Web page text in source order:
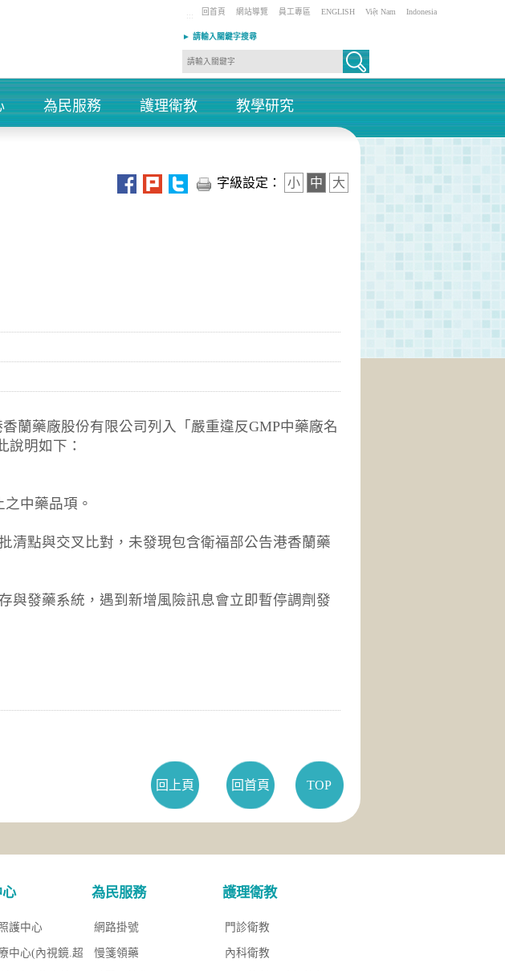
::: 回首頁 網站導覽 員工專區 ENGLISH Việt Nam Indonesia
► 請輸入關鍵字搜尋
+
為民服務
+
護理衛教
+
教學研究
字級設定：
小 中 大
蘭藥廠股份有限公司列入「嚴重違反GMP中藥廠名
說明如下：
中藥品項。
清點與交叉比對，未發現包含衛福部公告港香蘭藥
與發藥系統，遇到新增風險訊息會立即暫停調劑發
回上頁 回首頁 TOP
護中心
中心(內視鏡.超
為民服務
網路掛號
慢箋領藥
護理衛教
門診衛教
內科衛教